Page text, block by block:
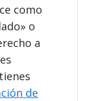
como
o
a
de